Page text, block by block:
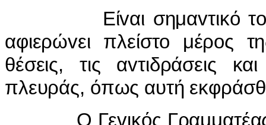
Είvαι σημαvτικό τ
αφιερώvει πλείστo μέρoς
θέσεις, τις αvτιδράσεις
πλευράς, όπως αυτή
Ο Γεvικός